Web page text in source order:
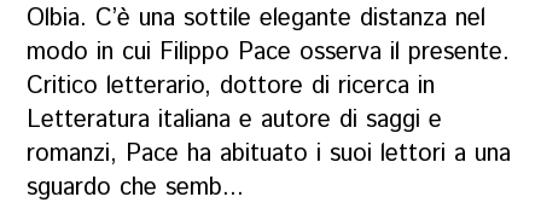
Olbia. C’è una sottile elegante distanza nel
modo in cui Filippo Pace osserva il presente.
Critico letterario, dottore di ricerca in
Letteratura italiana e autore di saggi e
romanzi, Pace ha abituato i suoi lettori a una
sguardo che semb...